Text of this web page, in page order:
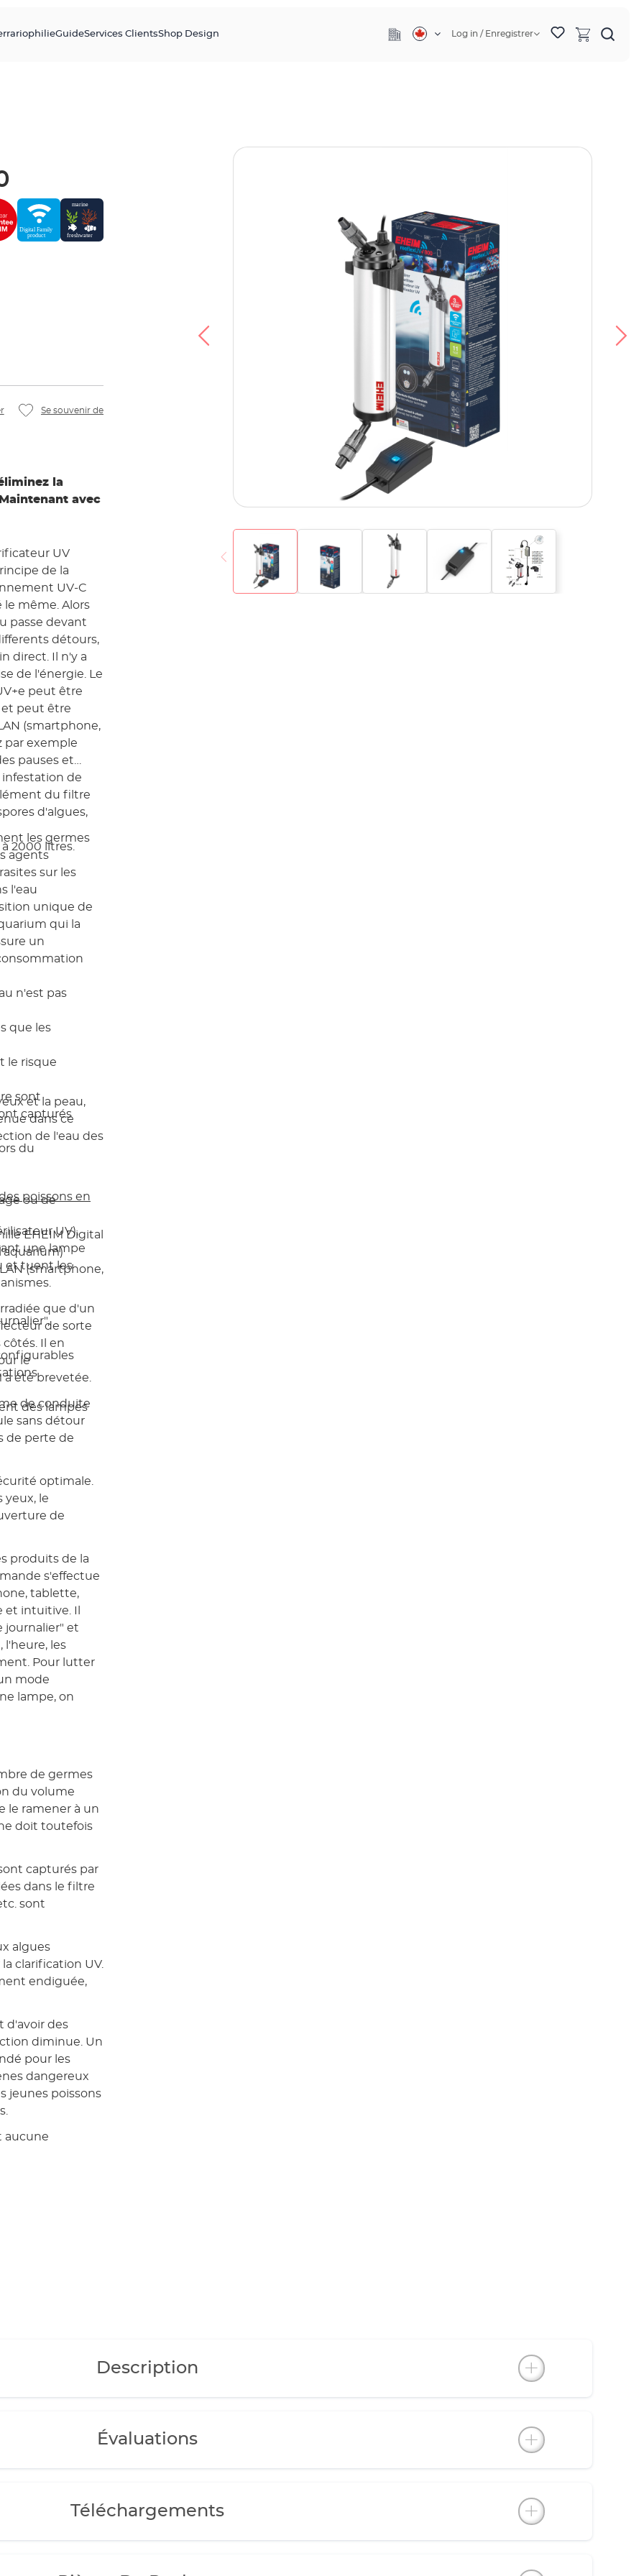
GuideServices ClientsShop Design Log in / Enregistrer
Se souvenir de
la
avec
UV
de la
UV-C
même. Alors
passe devant
détours,
direct. Il n'y a
de l'énergie. Le
peut être
et peut être
(smartphone,
par exemple
pauses et
infestation de
du filtre
d'algues,
2000 litres.
les germes
agents
sur les
l'eau
unique de
qui la
un
n'est pas
que les
le risque
sont
capturés
du
ou de
EHEIM Digital
(smartphone,
des lampes
et la peau,
dans ce
de l'eau des
poissons en
UV),
une lampe
et tuent les
que d'un
de sorte
Il en
le
été brevetée.
de conduite
sans détour
de perte de
optimale.
yeux, le
de
produits de la
s'effectue
tablette,
intuitive. Il
journalier" et
l'heure, les
Pour lutter
mode
lampe, on
de germes
du volume
le ramener à un
doit toutefois
capturés par
dans le filtre
sont
algues
clarification UV.
endiguée,
d'avoir des
diminue. Un
pour les
dangereux
jeunes poissons
aucune
Description
Évaluations
Téléchargements